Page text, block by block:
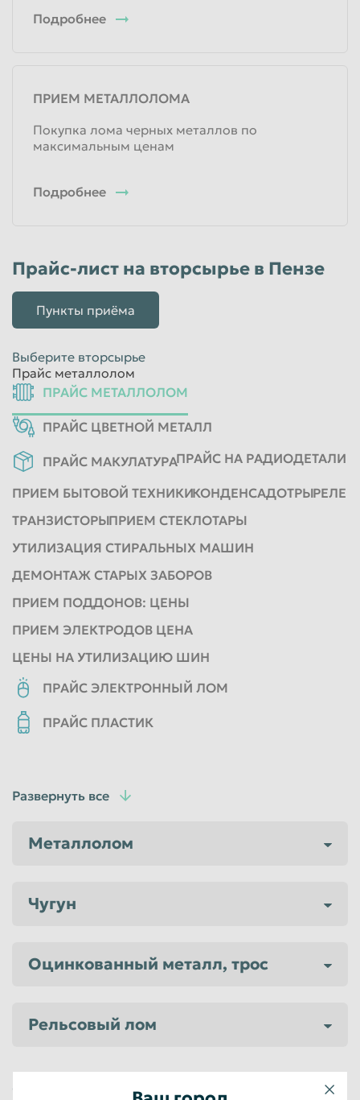
Подробнее
ПРИЕМ МЕТАЛЛОЛОМА
Покупка лома черных металлов по
максимальным ценам
Подробнее
Прайс-лист на вторсырье в Пензе
Пункты приёма
Выберите вторсырье
Прайс металлолом
ПРАЙС МЕТАЛЛОЛОМ
ПРАЙС ЦВЕТНОЙ МЕТАЛЛ
ПРАЙС МАКУЛАТУРАПРАЙС НА РАДИОДЕТАЛИ
ПРИЕМ БЫТОВОЙ ТЕХНИКИКОНДЕНСАДОТРЫРЕЛЕ
ТРАНЗИСТОРЫПРИЕМ СТЕКЛОТАРЫ
УТИЛИЗАЦИЯ СТИРАЛЬНЫХ МАШИН
ДЕМОНТАЖ СТАРЫХ ЗАБОРОВ
ПРИЕМ ПОДДОНОВ: ЦЕНЫ
ПРИЕМ ЭЛЕКТРОДОВ ЦЕНА
ЦЕНЫ НА УТИЛИЗАЦИЮ ШИН
ПРАЙС ЭЛЕКТРОННЫЙ ЛОМ
ПРАЙС ПЛАСТИК
Развернуть все
Металлолом
Чугун
Оцинкованный металл, трос
Рельсовый лом